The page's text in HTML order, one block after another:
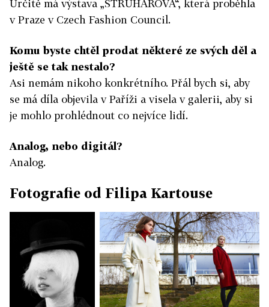
Určitě má výstava „STRUHAROVA“, která proběhla
v Praze v Czech Fashion Council.
Komu byste chtěl prodat některé ze svých děl a
ještě se tak nestalo?
Asi nemám nikoho konkrétního. Přál bych si, aby
se má díla objevila v Paříži a visela v galerii, aby si
je mohlo prohlédnout co nejvíce lidí.
Analog, nebo digitál?
Analog.
Fotografie od Filipa Kartouse